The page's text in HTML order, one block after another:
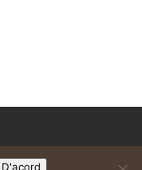
D'acord